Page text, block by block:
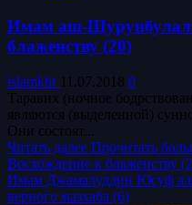
Имам аш-
блаженству (20)
islamkbr 11.07.2018 0
Таравих (ночное
являются (выделенной)
Они состоят...
Читать далее Прочитать
Восхождение к блаженству
Имам Джамалуддин Юсуф
верного мазхаба (6)